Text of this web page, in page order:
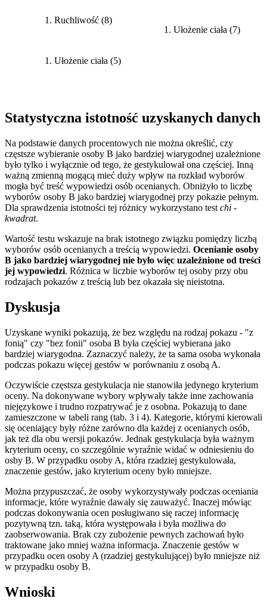
Ruchliwość (8)
Ułożenie ciała (5)
Ułożenie ciała (7)
Statystyczna istotność uzyskanych danych
Na podstawie danych procentowych nie można określić, czy
częstsze wybieranie osoby B jako bardziej wiarygodnej uzależnione
było tylko i wyłącznie od tego, że gestykulował ona częściej. Inną
ważną zmienną mogącą mieć duży wpływ na rozkład wyborów
mogła być treść wypowiedzi osób ocenianych. Obniżyło to liczbę
wyborów osoby B jako bardziej wiarygodnej przy pokazie pełnym.
Dla sprawdzenia istotności tej różnicy wykorzystano test chi -
kwadrat.
Wartość testu wskazuje na brak istotnego związku pomiędzy liczbą
wyborów osób ocenianych a treścią wypowiedzi. Ocenianie osoby
B jako bardziej wiarygodnej nie było więc uzależnione od treści
jej wypowiedzi. Różnica w liczbie wyborów tej osoby przy obu
rodzajach pokazów z treścią lub bez okazała się nieistotna.
Dyskusja
Uzyskane wyniki pokazują, że bez względu na rodzaj pokazu - "z
fonią" czy "bez fonii" osoba B była częściej wybierana jako
bardziej wiarygodna. Zaznaczyć należy, że ta sama osoba wykonała
podczas pokazu więcej gestów w porównaniu z osobą A.
Oczywiście częstsza gestykulacja nie stanowiła jedynego kryterium
oceny. Na dokonywane wybory wpływały także inne zachowania
niejęzykowe i trudno rozpatrywać je z osobna. Pokazują to dane
zamieszczone w tabeli rang (tab. 3 i 4). Kategorie, którymi kierowali
się oceniający były różne zarówno dla każdej z ocenianych osób,
jak też dla obu wersji pokazów. Jednak gestykulacja była ważnym
kryterium oceny, co szczególnie wyraźnie widać w odniesieniu do
osby B. W przypadku osoby A, która rzadziej gestykulowała,
znaczenie gestów, jako kryterium oceny było mniejsze.
Można przypuszczać, że osoby wykorzystywały podczas oceniania
informacje, które wyraźnie dawały się zauważyć. Inaczej mówiąc
podczas dokonywania ocen posługiwano się raczej informację
pozytywną tzn. taką, która występowała i była możliwa do
zaobserwowania. Brak czy zubożenie pewnych zachowań było
traktowane jako mniej ważna informacja. Znaczenie gestów w
przypadku ocen osoby A (rzadziej gestykulującej) było mniejsze niż
w przypadku osoby B.
Wnioski